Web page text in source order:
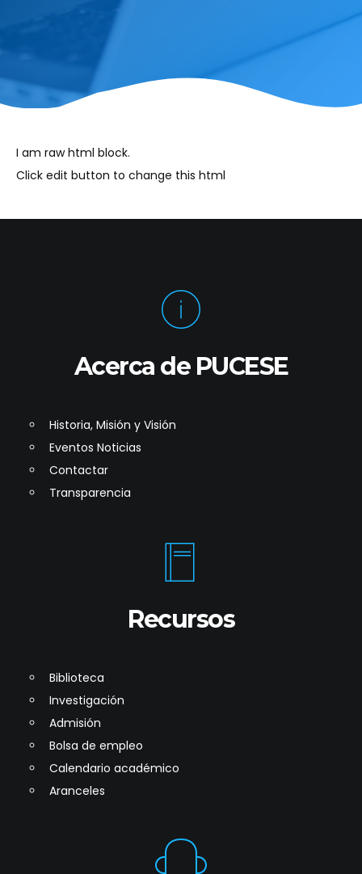
I am raw html block.
Click edit button to change this html
Acerca de PUCESE
Historia, Misión y Visión
Eventos Noticias
Contactar
Transparencia
Recursos
Biblioteca
Investigación
Admisión
Bolsa de empleo
Calendario académico
Aranceles